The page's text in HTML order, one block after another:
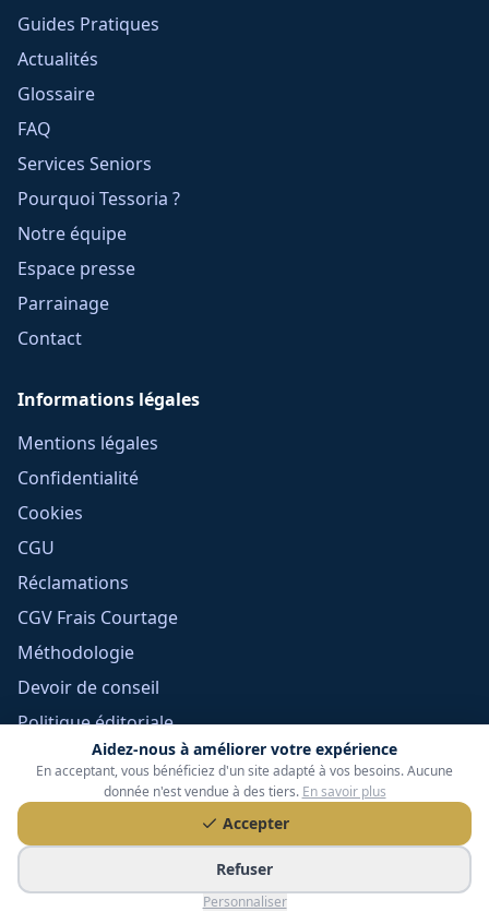
Aidez-nous à améliorer votre expérience
En acceptant, vous bénéficiez d'un site adapté à vos besoins. Aucune
donnée n'est vendue à des tiers. En savoir plus
Accepter
Refuser
Personnaliser
Guides Pratiques
Actualités
Glossaire
FAQ
Services Seniors
Pourquoi Tessoria ?
Notre équipe
Espace presse
Parrainage
Contact
Informations légales
Mentions légales
Confidentialité
Cookies
CGU
Réclamations
CGV Frais Courtage
Méthodologie
Devoir de conseil
Politique éditoriale
Gérer mes cookies